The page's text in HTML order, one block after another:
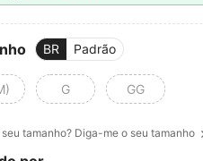
BR Padrão
G GG
seu tamanho? Diga-me o seu tamanho